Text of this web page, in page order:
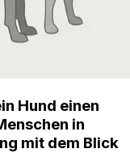
Hund einen
in
mit dem Blick